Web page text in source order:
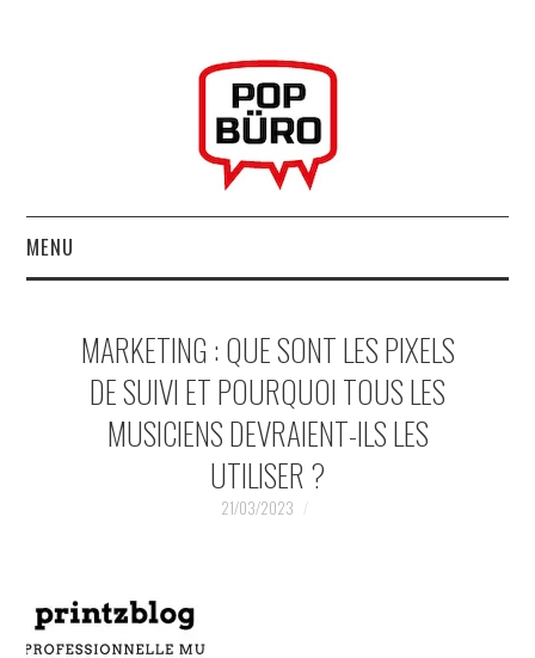
MENU
MUSIQUESACTUELLES.NET
GABBA GABBA HEY !
DOKO
MARKETING : QUE SONT LES PIXELS
DE SUIVI ET POURQUOI TOUS LES
MUSICIENS DEVRAIENT-ILS LES
UTILISER ?
21/03/2023